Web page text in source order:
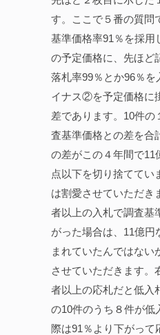
す。ここで５番の質問
基準価格率91％を採用
の予定価格に、先ほど
落札率99％とか96％
イナス②を予定価格に
差であります。10件の
査基準価格との差を合
の差がこの４年間で
点以下を切り捨ててい
は割愛させていただき
者以上の入札で調査基
がった場合は、11億円
まれていたんではない
させていただきます。
者以上の応札だと低入
の10件のうち８件が低
際は91％より下がって